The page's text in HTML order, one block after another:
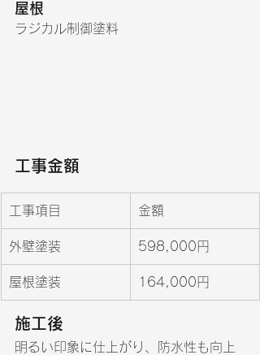
屋根
ラジカル制御塗料
工事金額
工事項目 金額
外壁塗装 598,000円
屋根塗装 164,000円
施工後
明るい印象に仕上がり、防水性も向上